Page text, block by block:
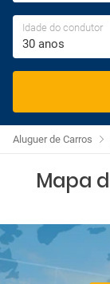
Idade do condutor
30 anos
Aluguer de Carros
Mapa